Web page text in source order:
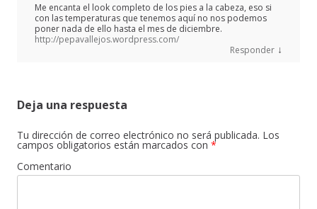
Me encanta el look completo de los pies a la cabeza, eso si
con las temperaturas que tenemos aquí no nos podemos
poner nada de ello hasta el mes de diciembre.
http://pepavallejos.wordpress.com/
Responder ↓
Deja una respuesta
Tu dirección de correo electrónico no será publicada. Los
campos obligatorios están marcados con *
Comentario